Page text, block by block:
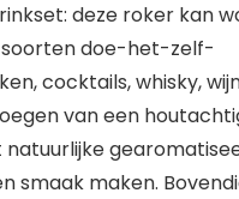
deze roker kan
doe-het-zelf-
cocktails, whisky,
van een
natuurlijke
smaak maken.